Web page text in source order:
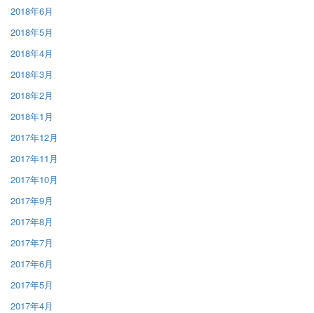
2018年6月
2018年5月
2018年4月
2018年3月
2018年2月
2018年1月
2017年12月
2017年11月
2017年10月
2017年9月
2017年8月
2017年7月
2017年6月
2017年5月
2017年4月